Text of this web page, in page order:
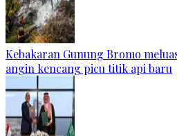
Kebakaran Gunung Bromo
angin kencang picu titik api baru